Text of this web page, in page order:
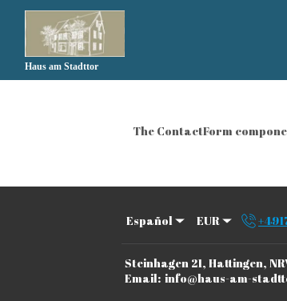
Haus am Stadttor
The ContactForm
Español EUR
Steinhagen 21, Hattingen,
Email: info@haus-am-